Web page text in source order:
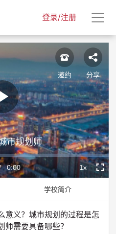
登录/注册
Play
Video
Duration
0:00
Playback
Rate
1x
市规划师
邀约 分享
学校简介
意义？城市规划的过程是怎
师需要具备哪些？